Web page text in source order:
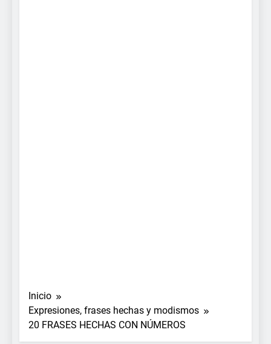
Inicio
Expresiones, frases hechas y modismos
20 FRASES HECHAS CON NÚMEROS